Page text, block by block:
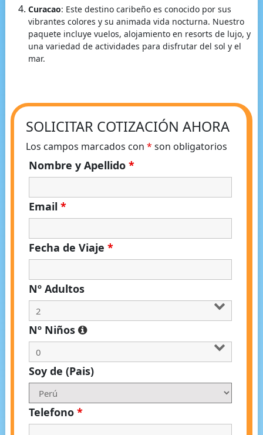
Curacao: Este destino caribeño es conocido por sus
vibrantes colores y su animada vida nocturna. Nuestro
paquete incluye vuelos, alojamiento en resorts de lujo, y
una variedad de actividades para disfrutar del sol y el
mar.
SOLICITAR COTIZACIÓN AHORA
Los campos marcados con * son obligatorios
Nombre y Apellido *
Email *
Fecha de Viaje *
Nº Adultos
Nº Niños
Soy de (Pais)
Telefono *